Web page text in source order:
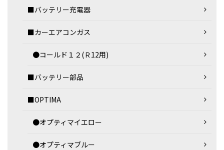
■バッテリー充電器
■カーエアコンガス
●コールド１２(Ｒ12用)
■バッテリー部品
■OPTIMA
●オプティマイエロー
●オプティマブルー